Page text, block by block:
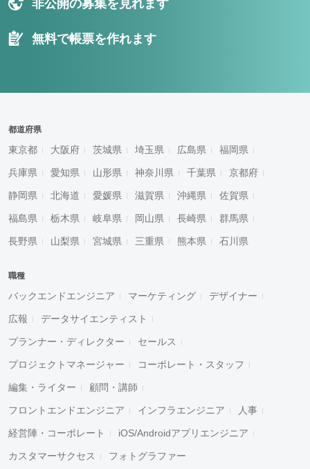
非公開の募集を見れます
無料で帳票を作れます
都道府県
東京都 大阪府 茨城県 埼玉県 広島県 福岡県
兵庫県 愛知県 山形県 神奈川県 千葉県 京都府
静岡県 北海道 愛媛県 滋賀県 沖縄県 佐賀県
福島県 栃木県 岐阜県 岡山県 長崎県 群馬県
長野県 山梨県 宮城県 三重県 熊本県 石川県
職種
バックエンドエンジニア マーケティング デザイナー
広報 データサイエンティスト
プランナー・ディレクター セールス
プロジェクトマネージャー コーポレート・スタッフ
編集・ライター 顧問・講師
フロントエンドエンジニア インフラエンジニア 人事
経営陣・コーポレート iOS/Androidアプリエンジニア
カスタマーサクセス フォトグラファー